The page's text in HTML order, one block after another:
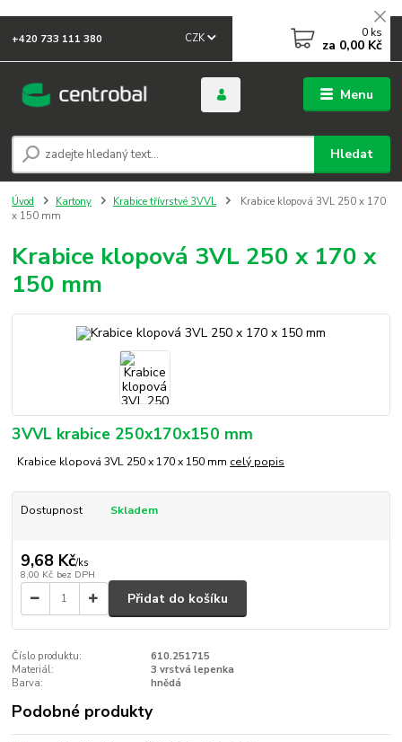
Menu
CZK
Hledat
+420 733 111 380 0 ks
za 0,00 Kč
Úvod Kartony Krabice třívrstvé 3VVL
Krabice klopová 3VL 250 x 170
x 150 mm
Krabice klopová 3VL 250 x 170 x
150 mm
3VVL krabice 250x170x150 mm
Krabice klopová 3VL 250 x 170 x 150 mm celý popis
Dostupnost Skladem
9,68 Kč/ks
8,00 Kč bez DPH
Přidat do košíku
Číslo produktu:
610.251715
Materiál:
3 vrstvá lepenka
Barva:
hnědá
Podobné produkty